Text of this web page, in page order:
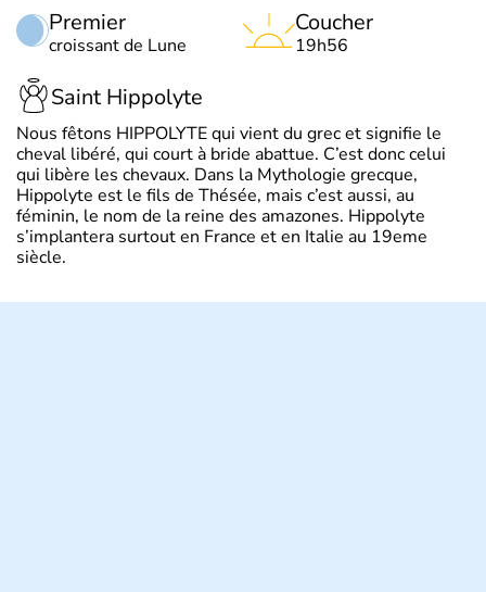
Premier
croissant de Lune
Coucher
19h56
Saint Hippolyte
Nous fêtons HIPPOLYTE qui vient du grec et signifie le
cheval libéré, qui court à bride abattue. C’est donc celui
qui libère les chevaux. Dans la Mythologie grecque,
Hippolyte est le fils de Thésée, mais c’est aussi, au
féminin, le nom de la reine des amazones. Hippolyte
s’implantera surtout en France et en Italie au 19eme
siècle.